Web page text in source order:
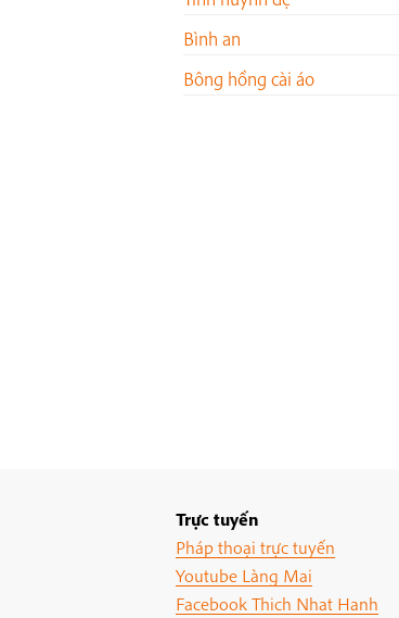
Bình an
Bông hồng cài áo
Trực tuyến
Pháp thoại trực tuyến
Youtube Làng Mai
Facebook Thich Nhat Hanh